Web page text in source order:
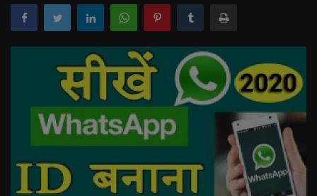
Questions